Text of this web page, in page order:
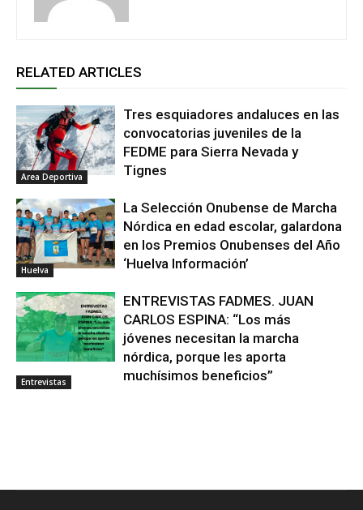
RELATED ARTICLES
Area Deportiva
Tres esquiadores andaluces en las
convocatorias juveniles de la
FEDME para Sierra Nevada y
Tignes
Huelva
La Selección Onubense de Marcha
Nórdica en edad escolar, galardona
en los Premios Onubenses del Año
‘Huelva Información’
Entrevistas
ENTREVISTAS FADMES. JUAN
CARLOS ESPINA: “Los más
jóvenes necesitan la marcha
nórdica, porque les aporta
muchísimos beneficios”